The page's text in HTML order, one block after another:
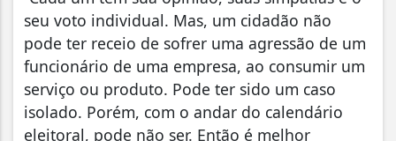
seu voto individual. Mas, um cidadão não
pode ter receio de sofrer uma agressão de um
funcionário de uma empresa, ao consumir um
serviço ou produto. Pode ter sido um caso
isolado. Porém, com o andar do calendário
eleitoral, pode não ser. Então é melhor